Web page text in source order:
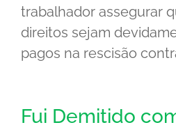
trabalhador assegurar
direitos sejam
pagos na rescisão
Fui Demitido